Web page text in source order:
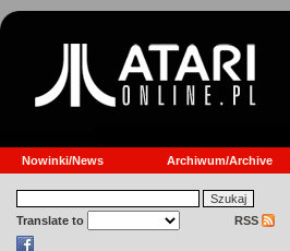
Nowinki/News Archiwum/Archive
Translate to RSS